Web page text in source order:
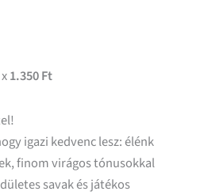
1.350 Ft
igazi kedvenc lesz: élénk
finom virágos tónusokkal
savak és játékos